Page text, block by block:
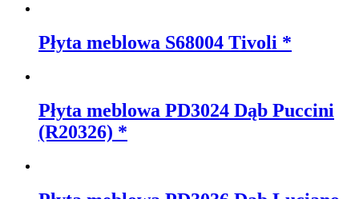
Płyta meblowa S68004 Tivoli *
Płyta meblowa PD3024 Dąb Puccini
(R20326) *